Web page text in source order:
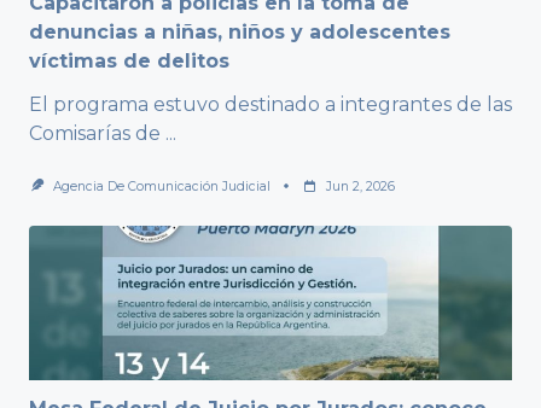
denuncias a niñas, niños y adolescentes
víctimas de delitos
El programa estuvo destinado a integrantes de las
Comisarías de ...
Agencia De Comunicación Judicial Jun 2, 2026